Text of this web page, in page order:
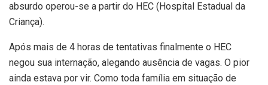
absurdo operou-se a partir do HEC (Hospital Estadual da
Criança).
Após mais de 4 horas de tentativas finalmente o HEC
negou sua internação, alegando ausência de vagas. O pior
ainda estava por vir. Como toda família em situação de